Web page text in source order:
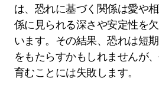
は、恐れに基づく関係は愛や
係に見られる深さや安定性を
います。その結果、恐れは短
をもたらすかもしれませんが
育むことには失敗します。